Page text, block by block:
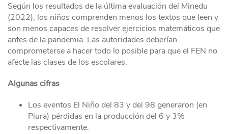
Según los resultados de la última evaluación del Minedu
(2022), los niños comprenden menos los textos que leen y
son menos capaces de resolver ejercicios matemáticos que
antes de la pandemia. Las autoridades deberían
comprometerse a hacer todo lo posible para que el FEN no
afecte las clases de los escolares.
Algunas cifras
Los eventos El Niño del 83 y del 98 generaron (en
Piura) pérdidas en la producción del 6 y 3%
respectivamente.